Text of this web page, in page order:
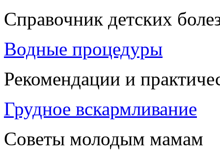
Справочник детских
Водные процедуры
Рекомендации и
Грудное вскармливание
Советы молодым мамам